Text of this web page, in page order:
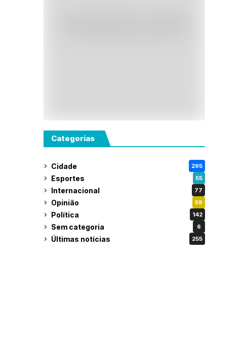
Categorias
Cidade 295
Esportes 55
Internacional 77
Opinião 59
Política 142
Sem categoria 6
Últimas notícias 255